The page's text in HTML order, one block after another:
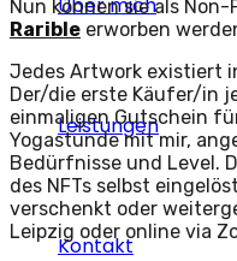
Leistungen
Kontakt
Nun können sie als
Rarible erworben
Jedes Artwork existiert
Der/die erste Käufer/in
einmaligen Gutschein
Yogastunde mit mir,
Bedürfnisse und Level.
des NFTs selbst
verschenkt oder
Leipzig oder online via